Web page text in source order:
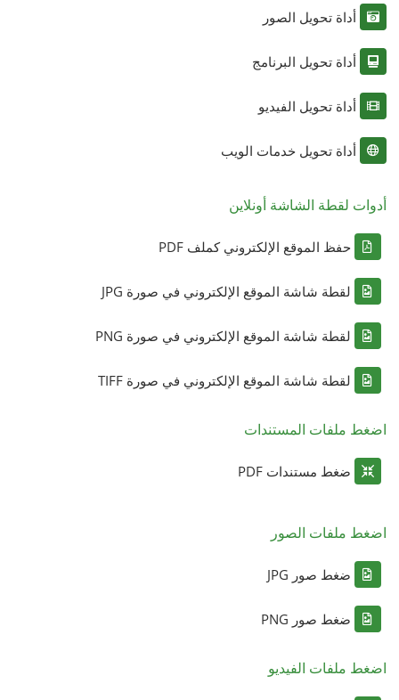
أداة تحويل الصور
أداة تحويل البرنامج
أداة تحويل الفيديو
أداة تحويل خدمات الويب
أدوات لقطة الشاشة أونلاين
حفظ الموقع الإلكتروني كملف PDF
لقطة شاشة الموقع الإلكتروني في صورة JPG
لقطة شاشة الموقع الإلكتروني في صورة PNG
لقطة شاشة الموقع الإلكتروني في صورة TIFF
اضغط ملفات المستندات
ضغط مستندات PDF
اضغط ملفات الصور
ضغط صور JPG
ضغط صور PNG
اضغط ملفات الفيديو